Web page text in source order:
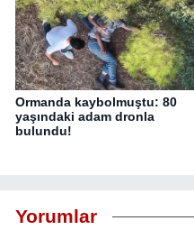
Ormanda kaybolmuştu: 80
yaşındaki adam dronla
bulundu!
Yorumlar